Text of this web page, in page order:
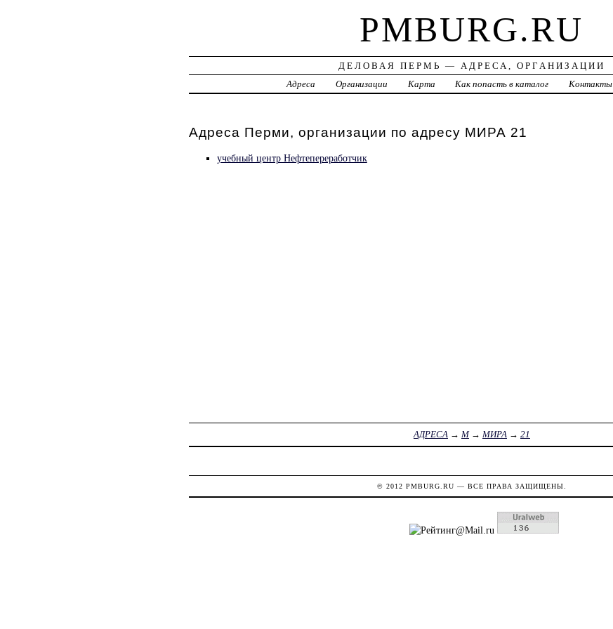
PMBURG.RU
ДЕЛОВАЯ ПЕРМЬ — АДРЕСА, ОРГАНИЗАЦИИ
Адреса
Организации Карта Как попасть в каталог Контакты
Адреса Перми, организации по адресу МИРА 21
учебный центр Нефтепереработчик
АДРЕСА→ М→ МИРА→ 21
© 2012 PMBURG.RU — ВСЕ ПРАВА ЗАЩИЩЕНЫ.